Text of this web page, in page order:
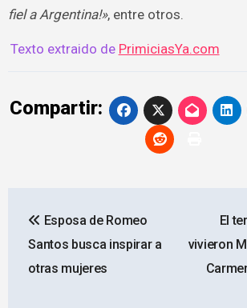
fiel a Argentina!», entre otros.
Texto extraido de PrimiciasYa.com
Compartir:
de
entradas
Esposa de Romeo
Santos busca inspirar a
otras mujeres
El
vivieron